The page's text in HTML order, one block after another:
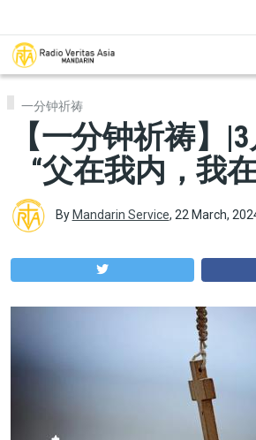
一分钟祈祷
【一分钟祈祷】
“父在我内，我
By Mandarin Service, 22 March,